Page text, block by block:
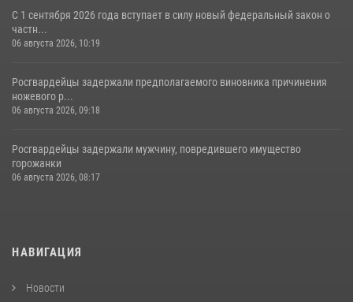
С 1 сентября 2026 года вступает в силу новый федеральный закон о
частн...
06 августа 2026, 10:19
Росгвардейцы задержали предполагаемого виновника причинения
ножевого р...
06 августа 2026, 09:18
Росгвардейцы задержали мужчину, повредившего имущество
горожанки
06 августа 2026, 08:17
НАВИГАЦИЯ
Новости